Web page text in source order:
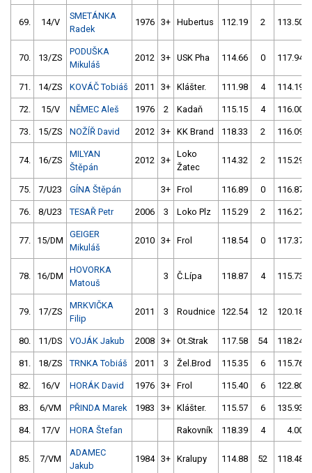
69. 14/V
SMETÁNKA
Radek
1976 3+ Hubertus 112.19 2 113.50
70. 13/ZS
PODUŠKA
Mikuláš
2012 3+ USK Pha 114.66 0 117.94
71. 14/ZS KOVÁČ Tobiáš 2011 3+ Klášter. 111.98 4 114.19
72. 15/V NĚMEC Aleš 1976 2 Kadaň 115.15 4 116.00
73. 15/ZS NOŽÍŘ David 2012 3+ KK Brand 118.33 2 116.09
74. 16/ZS
MILYAN
Štěpán
2012 3+
Loko
Žatec
114.32 2 115.29
75. 7/U23 GÍNA Štěpán 3+ Frol 116.89 0 116.87
76. 8/U23 TESAŘ Petr 2006 3 Loko Plz 115.29 2 116.27
77. 15/DM
GEIGER
Mikuláš
2010 3+ Frol 118.54 0 117.37
78. 16/DM
HOVORKA
Matouš
3 Č.Lípa 118.87 4 115.73
79. 17/ZS
MRKVIČKA
Filip
2011 3 Roudnice 122.54 12 120.18
80. 11/DS VOJÁK Jakub 2008 3+ Ot.Strak 117.58 54 118.24
81. 18/ZS TRNKA Tobiáš 2011 3 Žel.Brod 115.35 6 115.76
82. 16/V HORÁK David 1976 3+ Frol 115.40 6 122.80
83. 6/VM PŘINDA Marek 1983 3+ Klášter. 115.57 6 135.93
84. 17/V HORA Štefan Rakovník 118.39 4 4.00
85. 7/VM
ADAMEC
Jakub
1984 3+ Kralupy 114.88 52 118.48